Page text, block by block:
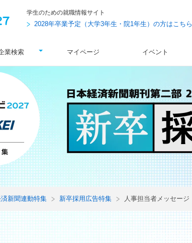
学生のための就職情報サイト
2028年卒業予定（大学3年生・院1年生）の方はこちら
業検索 マイページ イベント
済新聞連動特集 新卒採用広告特集 人事担当者メッセージ